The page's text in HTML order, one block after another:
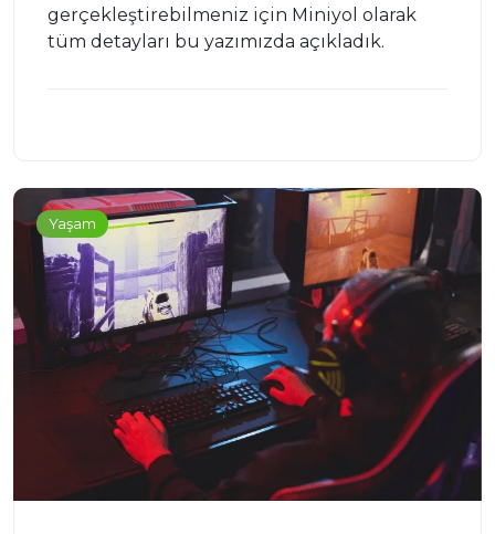
gerçekleştirebilmeniz için Miniyol olarak
tüm detayları bu yazımızda açıkladık.
Yaşam